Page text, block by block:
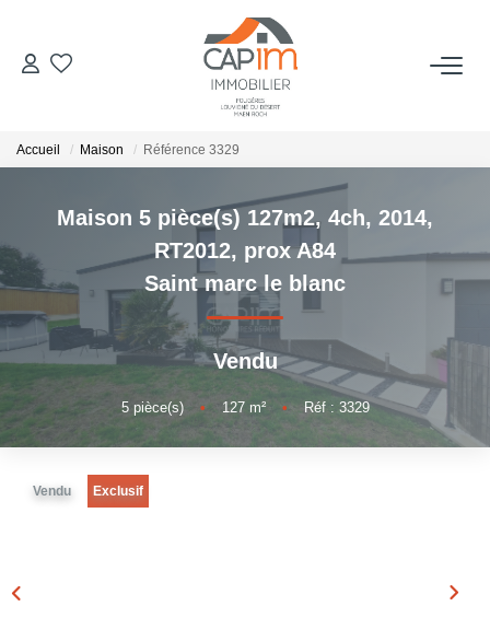
VENTES
NOTRE AGENCE
Qui Sommes Nous
Notre Équipe
Nous Rejoindre
Nos Actualités
Accueil Maison Référence 3329
Maison 5 pièce(s) 127m2, 4ch, 2014,
RT2012, prox A84
Saint marc le blanc
Vendu
5pièce(s) • 127m² • Réf : 3329
Vendu Exclusif